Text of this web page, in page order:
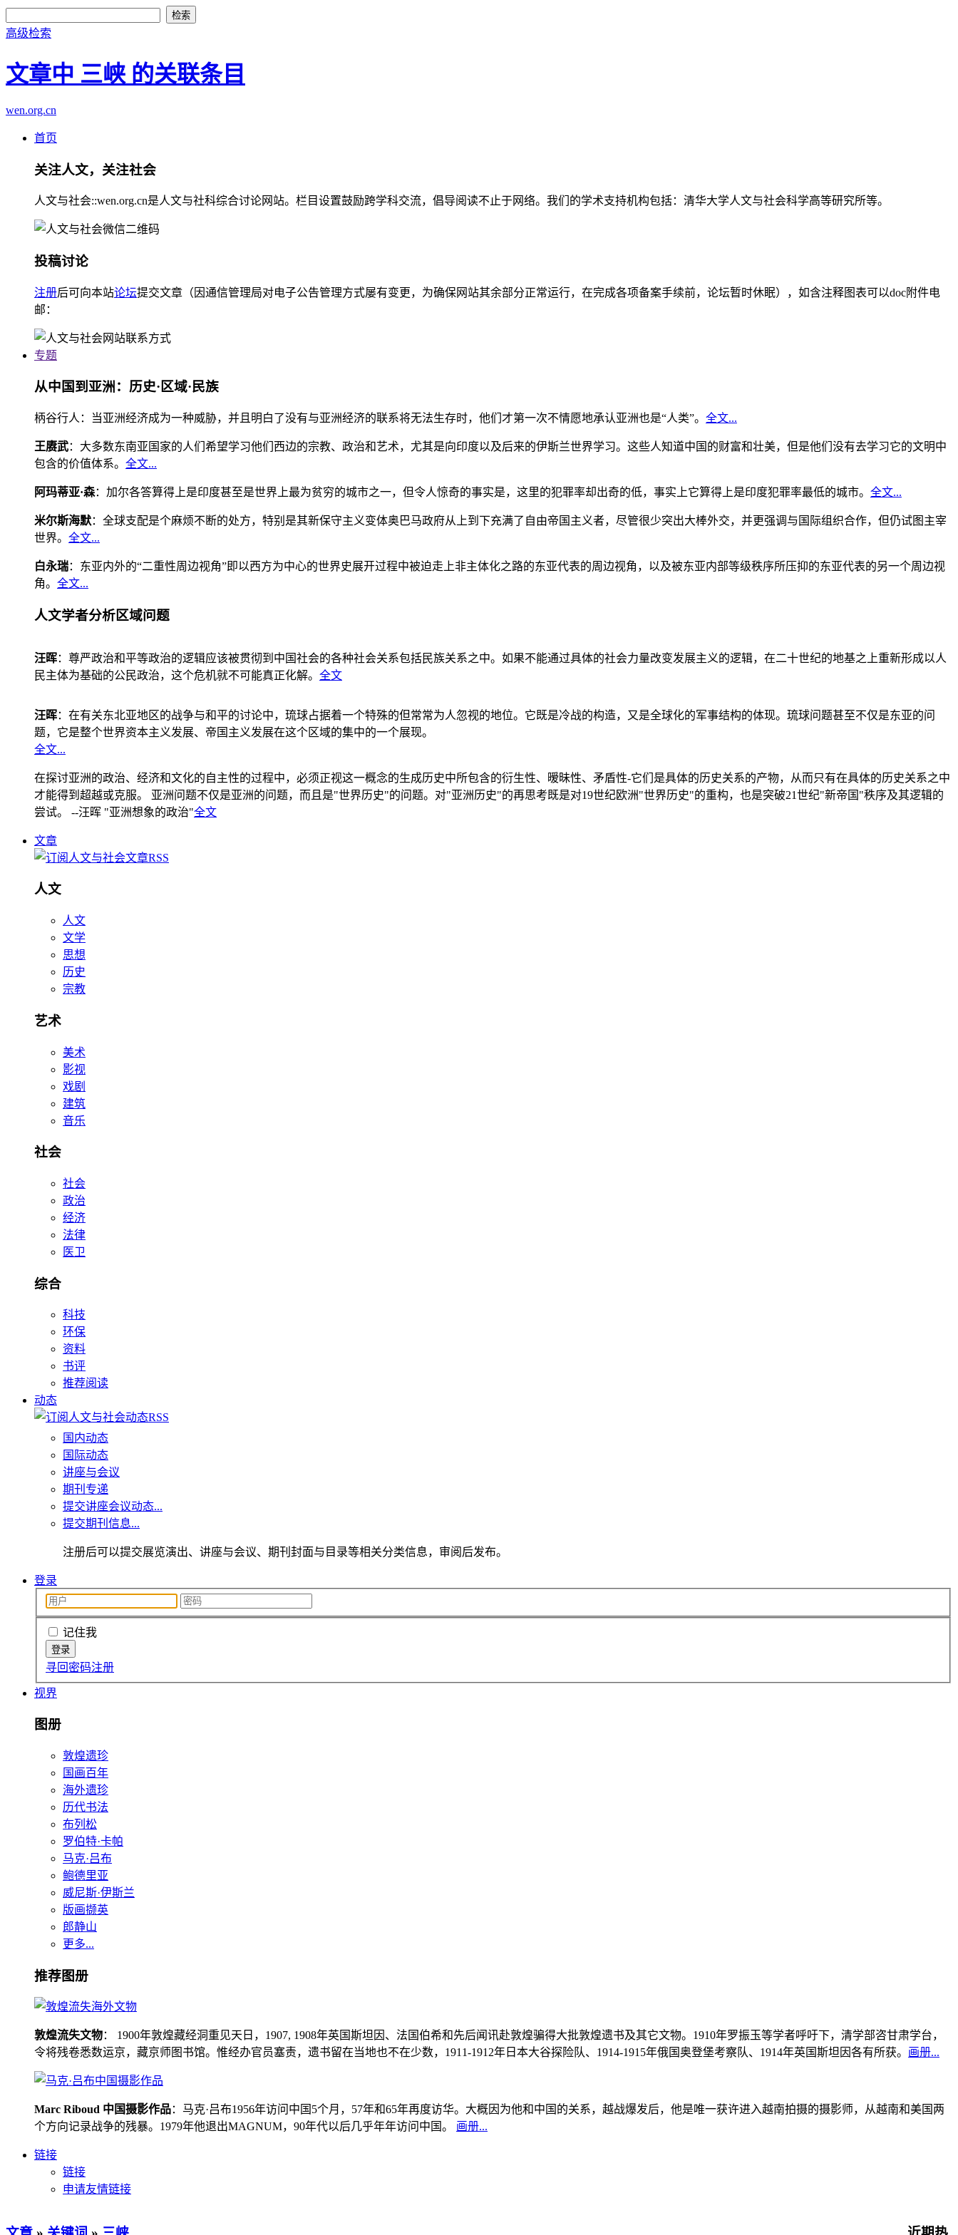
高级检索
文章中 三峡 的关联条目
wen.org.cn
首页
关注人文，关注社会
人文与社会::wen.org.cn是人文与社科综合讨论网站。栏目设置鼓励跨学科交流，倡导阅读不止于网络。我们的学术支持机构包括：清华大学人文与社会科学高等研究所等。
投稿讨论
注册后可向本站论坛提交文章（因通信管理局对电子公告管理方式屡有变更，为确保网站其余部分正常运行，在完成各项备案手续前，论坛暂时休眠），如含注释图表可以doc附件电
邮：
专题
从中国到亚洲：历史·区域·民族
柄谷行人：当亚洲经济成为一种威胁，并且明白了没有与亚洲经济的联系将无法生存时，他们才第一次不情愿地承认亚洲也是“人类”。 全文...
王赓武：大多数东南亚国家的人们希望学习他们西边的宗教、政治和艺术，尤其是向印度以及后来的伊斯兰世界学习。这些人知道中国的财富和壮美，但是他们没有去学习它的文明中
包含的价值体系。 全文...
阿玛蒂亚·森：加尔各答算得上是印度甚至是世界上最为贫穷的城市之一，但令人惊奇的事实是，这里的犯罪率却出奇的低，事实上它算得上是印度犯罪率最低的城市。 全文...
米尔斯海默：全球支配是个麻烦不断的处方，特别是其新保守主义变体奥巴马政府从上到下充满了自由帝国主义者，尽管很少突出大棒外交，并更强调与国际组织合作，但仍试图主宰
世界。 全文...
白永瑞：东亚内外的“二重性周边视角”即以西方为中心的世界史展开过程中被迫走上非主体化之路的东亚代表的周边视角，以及被东亚内部等级秩序所压抑的东亚代表的另一个周边视
角。 全文...
人文学者分析区域问题
汪晖：尊严政治和平等政治的逻辑应该被贯彻到中国社会的各种社会关系包括民族关系之中。如果不能通过具体的社会力量改变发展主义的逻辑，在二十世纪的地基之上重新形成以人
民主体为基础的公民政治，这个危机就不可能真正化解。 全文
汪晖：在有关东北亚地区的战争与和平的讨论中，琉球占据着一个特殊的但常常为人忽视的地位。它既是冷战的构造，又是全球化的军事结构的体现。琉球问题甚至不仅是东亚的问
题，它是整个世界资本主义发展、帝国主义发展在这个区域的集中的一个展现。
全文...
在探讨亚洲的政治、经济和文化的自主性的过程中，必须正视这一概念的生成历史中所包含的衍生性、暧昧性、矛盾性-它们是具体的历史关系的产物，从而只有在具体的历史关系之中
才能得到超越或克服。 亚洲问题不仅是亚洲的问题，而且是"世界历史"的问题。对"亚洲历史"的再思考既是对19世纪欧洲"世界历史"的重构，也是突破21世纪"新帝国"秩序及其逻辑的
尝试。 --汪晖 "亚洲想象的政治"全文
文章
人文
人文
文学
思想
历史
宗教
艺术
美术
影视
戏剧
建筑
音乐
社会
社会
政治
经济
法律
医卫
综合
科技
环保
资料
书评
推荐阅读
动态
国内动态
国际动态
讲座与会议
期刊专递
提交讲座会议动态...
提交期刊信息...
注册后可以提交展览演出、讲座与会议、期刊封面与目录等相关分类信息，审阅后发布。
登录
记住我
寻回密码注册
视界
图册
敦煌遗珍
国画百年
海外遗珍
历代书法
布列松
罗伯特·卡帕
马克·吕布
鲍德里亚
威尼斯·伊斯兰
版画撷英
郎静山
更多...
推荐图册
敦煌流失文物： 1900年敦煌藏经洞重见天日，1907, 1908年英国斯坦因、法国伯希和先后闻讯赴敦煌骗得大批敦煌遗书及其它文物。1910年罗振玉等学者呼吁下，清学部咨甘肃学台，
令将残卷悉数运京，藏京师图书馆。惟经办官员塞责，遗书留在当地也不在少数，1911-1912年日本大谷探险队、1914-1915年俄国奥登堡考察队、1914年英国斯坦因各有所获。 画册...
Marc Riboud 中国摄影作品：马克·吕布1956年访问中国5个月，57年和65年再度访华。大概因为他和中国的关系，越战爆发后，他是唯一获许进入越南拍摄的摄影师，从越南和美国两
个方向记录战争的残暴。1979年他退出MAGNUM，90年代以后几乎年年访问中国。 画册...
链接
链接
申请友情链接